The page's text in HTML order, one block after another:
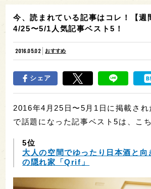
今、読まれている記事はコレ！【週
4/25〜5/1人気記事ベスト5！
2016.05.02 おすすめ
シェア
2016年4月25日〜5月1日に掲載さ
で話題になった記事ベスト5は、こ
5位
大人の空間でゆったり日本酒と向
の隠れ家「Qrif」